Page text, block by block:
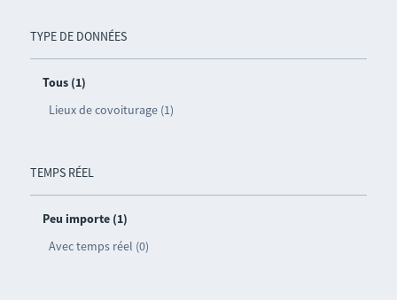
TYPE DE DONNÉES
Tous (1)
Lieux de covoiturage (1)
TEMPS RÉEL
Peu importe (1)
Avec temps réel (0)